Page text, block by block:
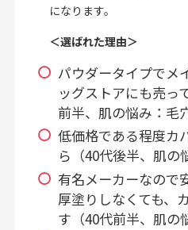
になります。
＜選ばれた理由＞
パウダータイプでメ
ッグストアにも売っ
前半、肌の悩み：毛
低価格である程度カ
ら（40代後半、肌の
有名メーカーなので
厚塗りしなくても、
す（40代前半、肌の